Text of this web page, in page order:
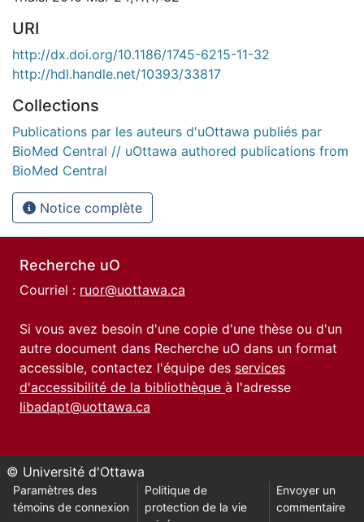
URI
http://dx.doi.org/10.1186/1745-6215-11-32
http://hdl.handle.net/10393/33817
Collections
Publications par les auteurs d'uOttawa publiés par
BioMed Central // uOttawa authored publications from
BioMed Central
Notice complète
Recherche uO
Courriel : ruor@uottawa.ca
Si vous avez besoin d'une copie d'une thèse ou d'un
autre document dans Recherche uO dans un format
accessible, contactez l'équipe des services
d'accessibilité de la bibliothèque à l'adresse
libadapt@uottawa.ca
© Université d'Ottawa
Paramètres des
témoins de connexion
Politique de
protection de la vie
Envoyer un
commentaire